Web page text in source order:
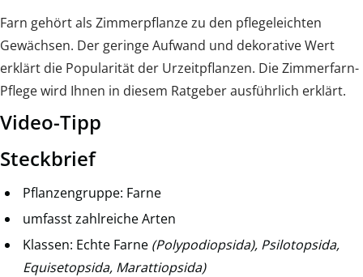
Farn gehört als Zimmerpflanze zu den pflegeleichten
Gewächsen. Der geringe Aufwand und dekorative Wert
erklärt die Popularität der Urzeitpflanzen. Die Zimmerfarn-
Pflege wird Ihnen in diesem Ratgeber ausführlich erklärt.
Video-Tipp
Steckbrief
Pflanzengruppe: Farne
umfasst zahlreiche Arten
Klassen: Echte Farne (Polypodiopsida), Psilotopsida,
Equisetopsida, Marattiopsida)